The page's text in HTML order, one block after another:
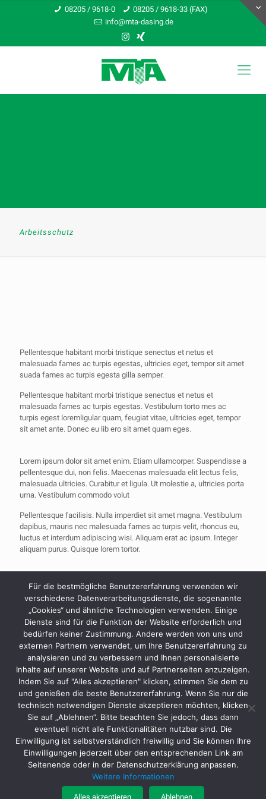
08205 / 9618-0
08205 / 9618-33 (FAX)
info@mta-dasing.de
Arbeitsschutz
Pellentesque habitant morbi tristique senectus et netus et
malesuada fames ac turpis egestas, ultricies eget, tempor sit amet
suada fames ac turpis egesta gilla semper.
Pellentesque habitant morbi tristique senectus et netus et
malesuada fames ac turpis egestas. Vestibulum torto mes ac
turpis egest loremligular quam, feugiat vitae, ultricies eget, tempor
sit amet ante. Donec eu lib ero sit amet quam eges.
Lorem ipsum dolor sit amet enim. Etiam ullamcorper. Suspendisse a
pellentesque dui, non felis. Maecenas malesuada elit lectus felis,
malesuada ultricies. Curabitur et ligula. Ut molestie a, ultricies porta
urna. Vestibulum commodo volut
Pellentesque facilisis. Nulla imperdiet sit amet magna. Vestibulum
dapibus, mauris nec malesuada fames ac turpis velit, rhoncus eu,
luctus et interdum adipiscing wisi. Aliquam erat ac ipsum. Integer
aliquam purus. Quisque lorem tortor.
Client:
Muffin Group
Date:
May 13, 2014
Website:
View website
Batteriegesetz Impressum
Für die bestmögliche Benutzererfahrung verwenden wir
verschiedene Datenverarbeitungsdienste, die sogenannte
„Cookies“ und ähnliche Technologien verwenden. Einige
Dienste sind für die Funktion der Website erforderlich und
bedürfen keiner Zustimmung. Andere werden von uns und
externen Partnern verwendet, um Ihre Benutzererfahrung zu
analysieren und zu verbessern und Ihnen personalisierte
Inhalte auf unserer Website und auf Partnerseiten anzuzeigen.
Indem Sie auf "Alles akzeptieren" klicken, stimmen Sie dem zu
und genießen die beste Benutzererfahrung. Wenn Sie nur die
technisch notwendigen Dienste akzeptieren möchten, klicken
Sie auf „Ablehnen“. Bitte beachten Sie jedoch, dass dann
eventuell nicht alle Funktionalitäten nutzbar sind. Die
Einwilligung ist selbstverständlich freiwillig und Sie können Ihre
Einwilligungen jederzeit über den entsprechenden Link am
Seitenende oder in der Datenschutzerklärung anpassen.
Weitere Informationen
Alles akzeptieren Ablehnen